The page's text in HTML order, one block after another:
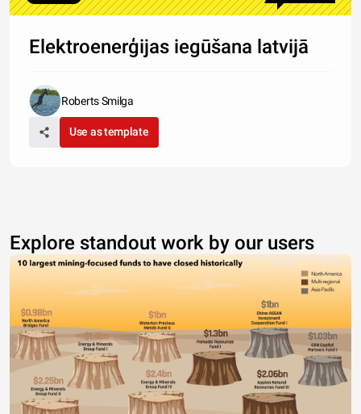
Elektroenerģijas iegūšana latvijā
Roberts Smilga
Use as template
Explore standout work by our users